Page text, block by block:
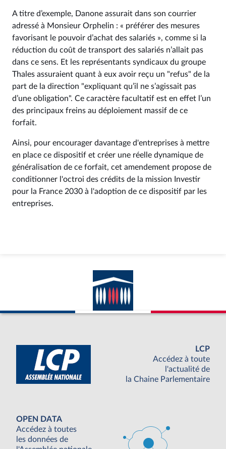
A titre d’exemple, Danone assurait dans son courrier
adressé à Monsieur Orphelin : « préférer des mesures
favorisant le pouvoir d’achat des salariés », comme si la
réduction du coût de transport des salariés n’allait pas
dans ce sens. Et les représentants syndicaux du groupe
Thales assuraient quant à eux avoir reçu un "refus" de la
part de la direction "expliquant qu’il ne s’agissait pas
d’une obligation". Ce caractère facultatif est en effet l’un
des principaux freins au déploiement massif de ce
forfait.
Ainsi, pour encourager davantage d'entreprises à mettre
en place ce dispositif et créer une réelle dynamique de
généralisation de ce forfait, cet amendement propose de
conditionner l'octroi des crédits de la mission Investir
pour la France 2030 à l'adoption de ce dispositif par les
entreprises.
LCP
Accédez à toute
l'actualité de
la Chaine Parlementaire
OPEN DATA
Accédez à toutes
les données de